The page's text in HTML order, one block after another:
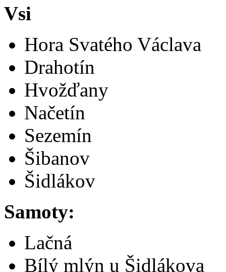
Vsi
Hora Svatého Václava
Drahotín
Hvožďany
Načetín
Sezemín
Šibanov
Šidlákov
Samoty:
Lačná
Bílý mlýn u Šidlákova